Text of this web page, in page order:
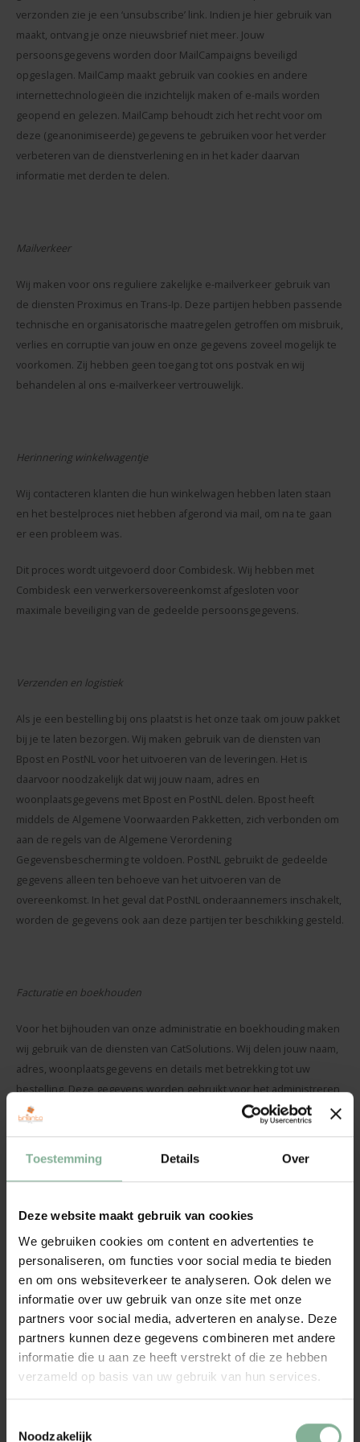
Toestemming Details Over
Deze website maakt gebruik van cookies
We gebruiken cookies om content en advertenties te
personaliseren, om functies voor social media te bieden
en om ons websiteverkeer te analyseren. Ook delen we
informatie over uw gebruik van onze site met onze
partners voor social media, adverteren en analyse. Deze
partners kunnen deze gegevens combineren met andere
informatie die u aan ze heeft verstrekt of die ze hebben
verzameld op basis van uw gebruik van hun services.
Noodzakelijk
verzonden zie je een ‘unsubscribe’ link. Indien je hier gebruik van
maakt, ontvang je onze nieuwsbrief niet meer. Jouw
persoonsgegevens worden door MailCampaigns beveiligd
opgeslagen. MailCamp maakt gebruik van cookies en andere
internettechnologieën die inzichtelijk maken of e-mails worden
geopend en gelezen. MailCamp behoudt zich het recht voor om
deze (geanonimiseerde) gegevens te gebruiken voor het verder
verbeteren van de dienstverlening en in het kader daarvan
informatie met derden te delen.
Mailverkeer
Wij maken voor ons reguliere zakelijke e-mailverkeer gebruik van
de diensten Proximus en Trans-Ip. Deze partijen hebben passende
technische en organisatorische maatregelen getroffen om misbruik,
verlies en corruptie van jouw en onze gegevens zoveel mogelijk te
voorkomen. Zij hebben geen toegang tot ons postvak en wij
behandelen al ons e-mailverkeer vertrouwelijk.
Herinnering winkelwagentje
Wij contacteren klanten die hun winkelwagen hebben laten staan
en het bestelproces niet hebben afgerond via mail, om na te gaan
er een probleem was.
Dit proces wordt uitgevoerd door Combidesk. Wij hebben met
Combidesk een verwerkersovereenkomst afgesloten voor
maximale beveiliging van de gedeelde persoonsgegevens.
Verzenden en logistiek
Als je een bestelling bij ons plaatst is het onze taak om jouw pakket
bij je te laten bezorgen. Wij maken gebruik van de diensten van
Bpost en PostNL voor het uitvoeren van de leveringen. Het is
daarvoor noodzakelijk dat wij jouw naam, adres en
woonplaatsgegevens met Bpost en PostNL delen. Bpost heeft
middels de Algemene Voorwaarden Pakketten, zich verbonden om
aan de regels van de Algemene Verordening
Gegevensbescherming te voldoen. PostNL gebruikt de gedeelde
gegevens alleen ten behoeve van het uitvoeren van de
overeenkomst. In het geval dat PostNL onderaannemers inschakelt,
worden de gegevens ook aan deze partijen ter beschikking gesteld.
Facturatie en boekhouden
Voor het bijhouden van onze administratie en boekhouding maken
wij gebruik van de diensten van CatSolutions. Wij delen jouw naam,
adres, woonplaatsgegevens en details met betrekking tot uw
bestelling. Deze gegevens worden gebruikt voor het administreren
van verkoopfacturen. Jouw persoonsgegevens worden beschermd
verzonden en opgeslagen. CatSolutions is tot geheimhouding
CatSolutions gebruikt jouw persoonsgegevens niet voor andere
Automatisch verzamelde gegevens
Gegevens die automatisch worden verzameld door onze website
worden verwerkt met het doel onze dienstverlening verder te
verbeteren. Deze gegevens (bijvoorbeeld uw webbrowser en
besturingssysteem) zijn geen persoonsgegevens. IP-adressen (
met uitzondering van Lightspeed) worden geanonimiseerd verwerkt
,dit betekent dat deze niet kunnen herleid worden naar jouw